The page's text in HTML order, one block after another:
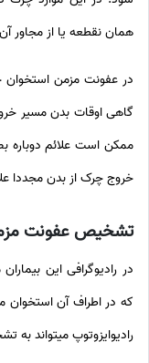
همان نقطعه یا از مجاور
در عفونت مزمن
گاهی اوقات بدن مسیر
ممکن است علائم دوباره
خروج چرک از بدن مجددا
تشخیص عفونت
در رادیوگرافی این
که در اطراف آن
رادیوایزوتوپ میتواند